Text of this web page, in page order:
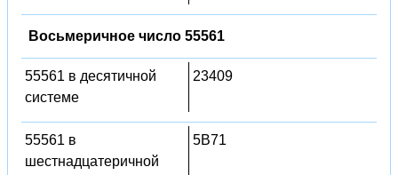
Восьмеричное число 55561
55561 в десятичной
системе
23409
55561 в
шестнадцатеричной
5B71